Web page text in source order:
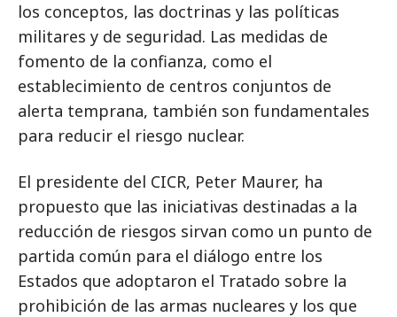
los conceptos, las doctrinas y las políticas
militares y de seguridad. Las medidas de
fomento de la confianza, como el
establecimiento de centros conjuntos de
alerta temprana, también son fundamentales
para reducir el riesgo nuclear.
El presidente del CICR, Peter Maurer, ha
propuesto que las iniciativas destinadas a la
reducción de riesgos sirvan como un punto de
partida común para el diálogo entre los
Estados que adoptaron el Tratado sobre la
prohibición de las armas nucleares y los que